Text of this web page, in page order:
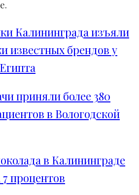
Калининграда изъяли
известных брендов у
приняли более 380
в Вологодской
в Калининграде
процентов